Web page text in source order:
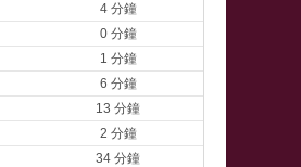
4 分鐘
0 分鐘
1 分鐘
6 分鐘
13 分鐘
2 分鐘
34 分鐘